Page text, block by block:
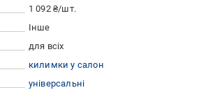
1 092 ₴/шт.
Інше
для всіх
килимки у салон
універсальні